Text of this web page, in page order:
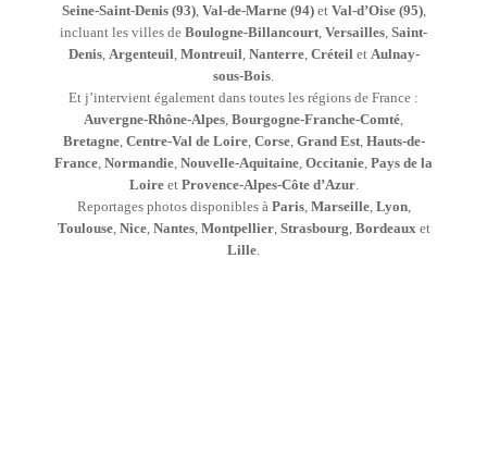
Seine-Saint-Denis (93), Val-de-Marne (94)et Val-d’Oise (95),
incluant les villes de Boulogne-Billancourt Versailles Saint-
Denis, Argenteuil Montreuil Nanterre, Créteil et Aulnay-
sous-Bois
Et j’intervient également dans toutes les régions de France :
Auvergne-Rhône-Alpes Bourgogne-Franche-Comté
Bretagne, Centre-Val de Loire, Corse, Grand Est, Hauts-de-
France Normandie Nouvelle-Aquitaine Occitanie Pays de la
Loireet Provence-Alpes-Côte d’Azur.
Reportages photos disponibles à Paris, Marseille, Lyon,
Toulouse, Nice, Nantes, Montpellier, Strasbourg Bordeaux et
Lille